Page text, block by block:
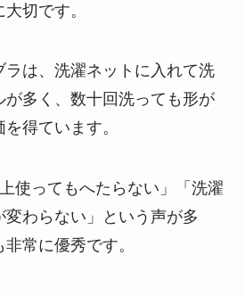
切です。
ラは、洗濯ネットに入れて洗
多く、数十回洗っても形が
得ています。
使ってもへたらない」「洗濯
変わらない」という声が多
常に優秀です。